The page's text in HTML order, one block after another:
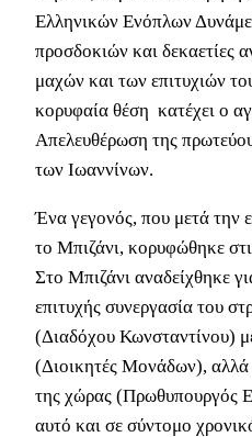
Ελληνικών Ενόπλων
προσδοκιών και δεκαετίες
μαχών και των επιτυχιών
κορυφαία θέση κατέχει ο
Απελευθέρωση της
των Ιωαννίνων.
Ένα γεγονός, που μετά την
το Μπιζάνι, κορυφώθηκε
Στο Μπιζάνι αναδείχθηκε
επιτυχής συνεργασία του
(Διαδόχου Κωνσταντίνου)
(Διοικητές Μονάδων), αλλά
της χώρας (Πρωθυπουργός
αυτό και σε σύντομο